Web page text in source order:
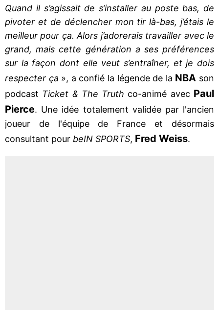
Quand il s’agissait de s’installer au poste bas, de
pivoter et de déclencher mon tir là-bas, j’étais le
meilleur pour ça. Alors j’adorerais travailler avec le
grand, mais cette génération a ses préférences
sur la façon dont elle veut s’entraîner, et je dois
respecter ça », a confié la légende de la NBA son
podcast Ticket & The Truth co-animé avec Paul
Pierce. Une idée totalement validée par l'ancien
joueur de l'équipe de France et désormais
consultant pour beIN SPORTS, Fred Weiss.